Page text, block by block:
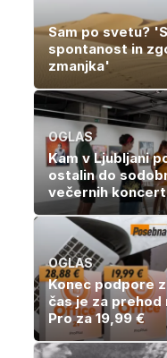
Sam po svetu?
spontanost in
zmanjka'
OGLAS
Kam v Ljubljani
ostalin do
večernih
OGLAS
Konec podpore
čas je za
Pro za 19,99 €